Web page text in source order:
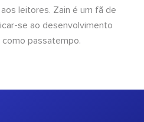
leitores. Zain é um fã de
se ao desenvolvimento
passatempo.